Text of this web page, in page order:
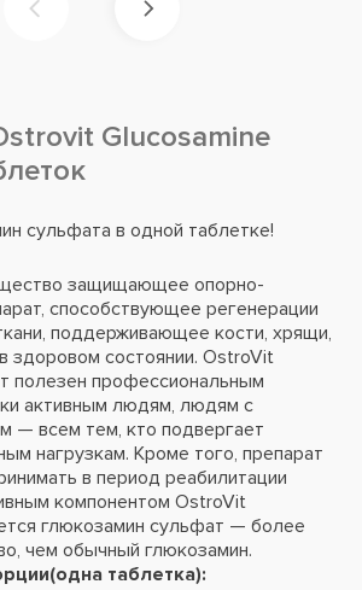
Glucosamine
сульфата в одной таблетке!
защищающее опорно-
способствующее регенерации
поддерживающее кости, хрящи,
здоровом состоянии. OstroVit
полезен профессиональным
активным людям, людям с
— всем тем, кто подвергает
нагрузкам. Кроме того, препарат
в период реабилитации
компонентом OstroVit
глюкозамин сульфат — более
чем обычный глюкозамин.
таблетка):